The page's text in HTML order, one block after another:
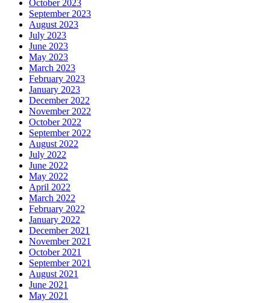
October 2023
September 2023
August 2023
July 2023
June 2023
May 2023
March 2023
February 2023
January 2023
December 2022
November 2022
October 2022
September 2022
August 2022
July 2022
June 2022
May 2022
April 2022
March 2022
February 2022
January 2022
December 2021
November 2021
October 2021
September 2021
August 2021
June 2021
May 2021